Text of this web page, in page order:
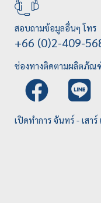
สอบถามข้อมูลอื่นๆ โทร
+66 (0)2-409-
ช่องทางติดตามผลิตภัณ
เปิดทำการ จันทร์ - เสาร์